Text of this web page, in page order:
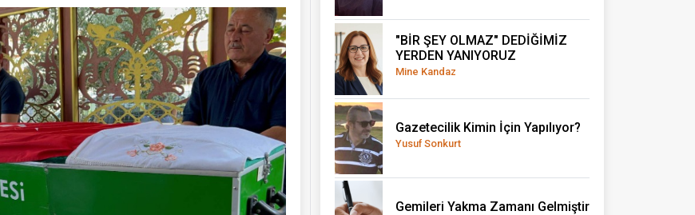
"BİR ŞEY OLMAZ" DEDİĞİMİZ
YERDEN YANIYORUZ
Mine Kandaz
Gazetecilik Kimin İçin Yapılıyor?
Yusuf Sonkurt
Gemileri Yakma Zamanı Gelmiştir